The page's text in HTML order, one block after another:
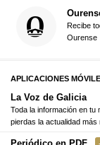
Recibe
Ourense
APLICACIONES
La Voz de Galicia
Toda la información en tu
pierdas la actualidad más